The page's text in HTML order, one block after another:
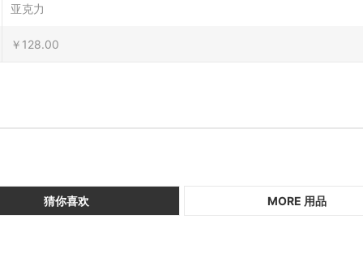
亚克力
￥128.00
猜你喜欢 MORE 用品